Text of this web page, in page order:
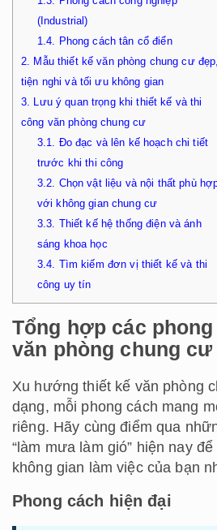
(Industrial)
1.4. Phong cách tân cổ điển
2. Mẫu thiết kế văn phòng chung cư đẹp,
tiện nghi và tối ưu không gian
3. Lưu ý quan trọng khi thiết kế và thi
công văn phòng chung cư
3.1. Đo đạc và lên kế hoạch chi tiết
trước khi thi công
3.2. Chọn vật liệu và nội thất phù
với không gian chung cư
3.3. Thiết kế hệ thống điện và ánh
sáng khoa học
3.4. Tìm kiếm đơn vị thiết kế và thi
công uy tín
Tổng hợp các
văn phòng chung
Xu hướng thiết kế văn phòng
dạng, mỗi phong cách mang
riêng. Hãy cùng điểm qua
“làm mưa làm gió” hiện nay
không gian làm việc của bạn
Phong cách hiện đại